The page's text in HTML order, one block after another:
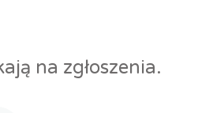
na zgłoszenia.